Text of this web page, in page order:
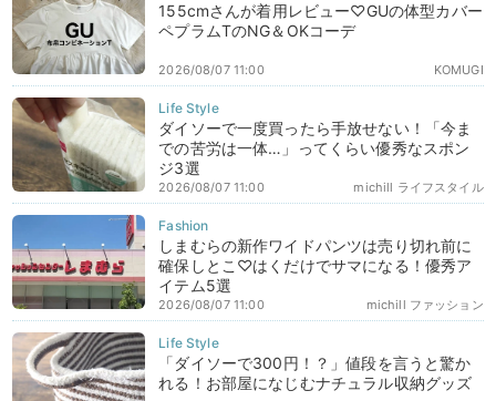
155cmさんが着用レビュー♡GUの体型カバー
ペプラムTのNG＆OKコーデ
KOMUGI
2026/08/07 11:00
ダイソーで一度買ったら手放せない！「今ま
での苦労は一体…」ってくらい優秀なスポン
ジ3選
michill ライフスタイル
2026/08/07 11:00
しまむらの新作ワイドパンツは売り切れ前に
確保しとこ♡はくだけでサマになる！優秀ア
イテム5選
michill ファッション
2026/08/07 11:00
「ダイソーで300円！？」値段を言うと驚か
れる！お部屋になじむナチュラル収納グッズ